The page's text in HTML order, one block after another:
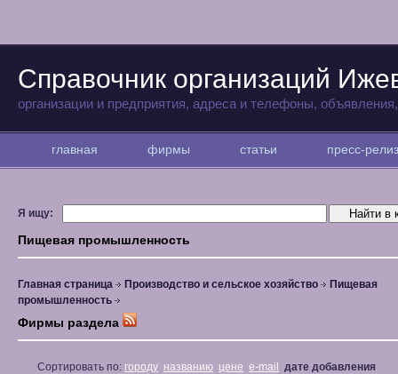
Справочник организаций
организации и предприятия, адреса и телефоны,
главная фирмы статьи пресс-
Я ищу:
Пищевая промышленность
Главная страница Производство и сельское хозяйство
Пищевая
промышленность
Фирмы раздела
Сортировать по: городу названию цене e-mail дате добавления